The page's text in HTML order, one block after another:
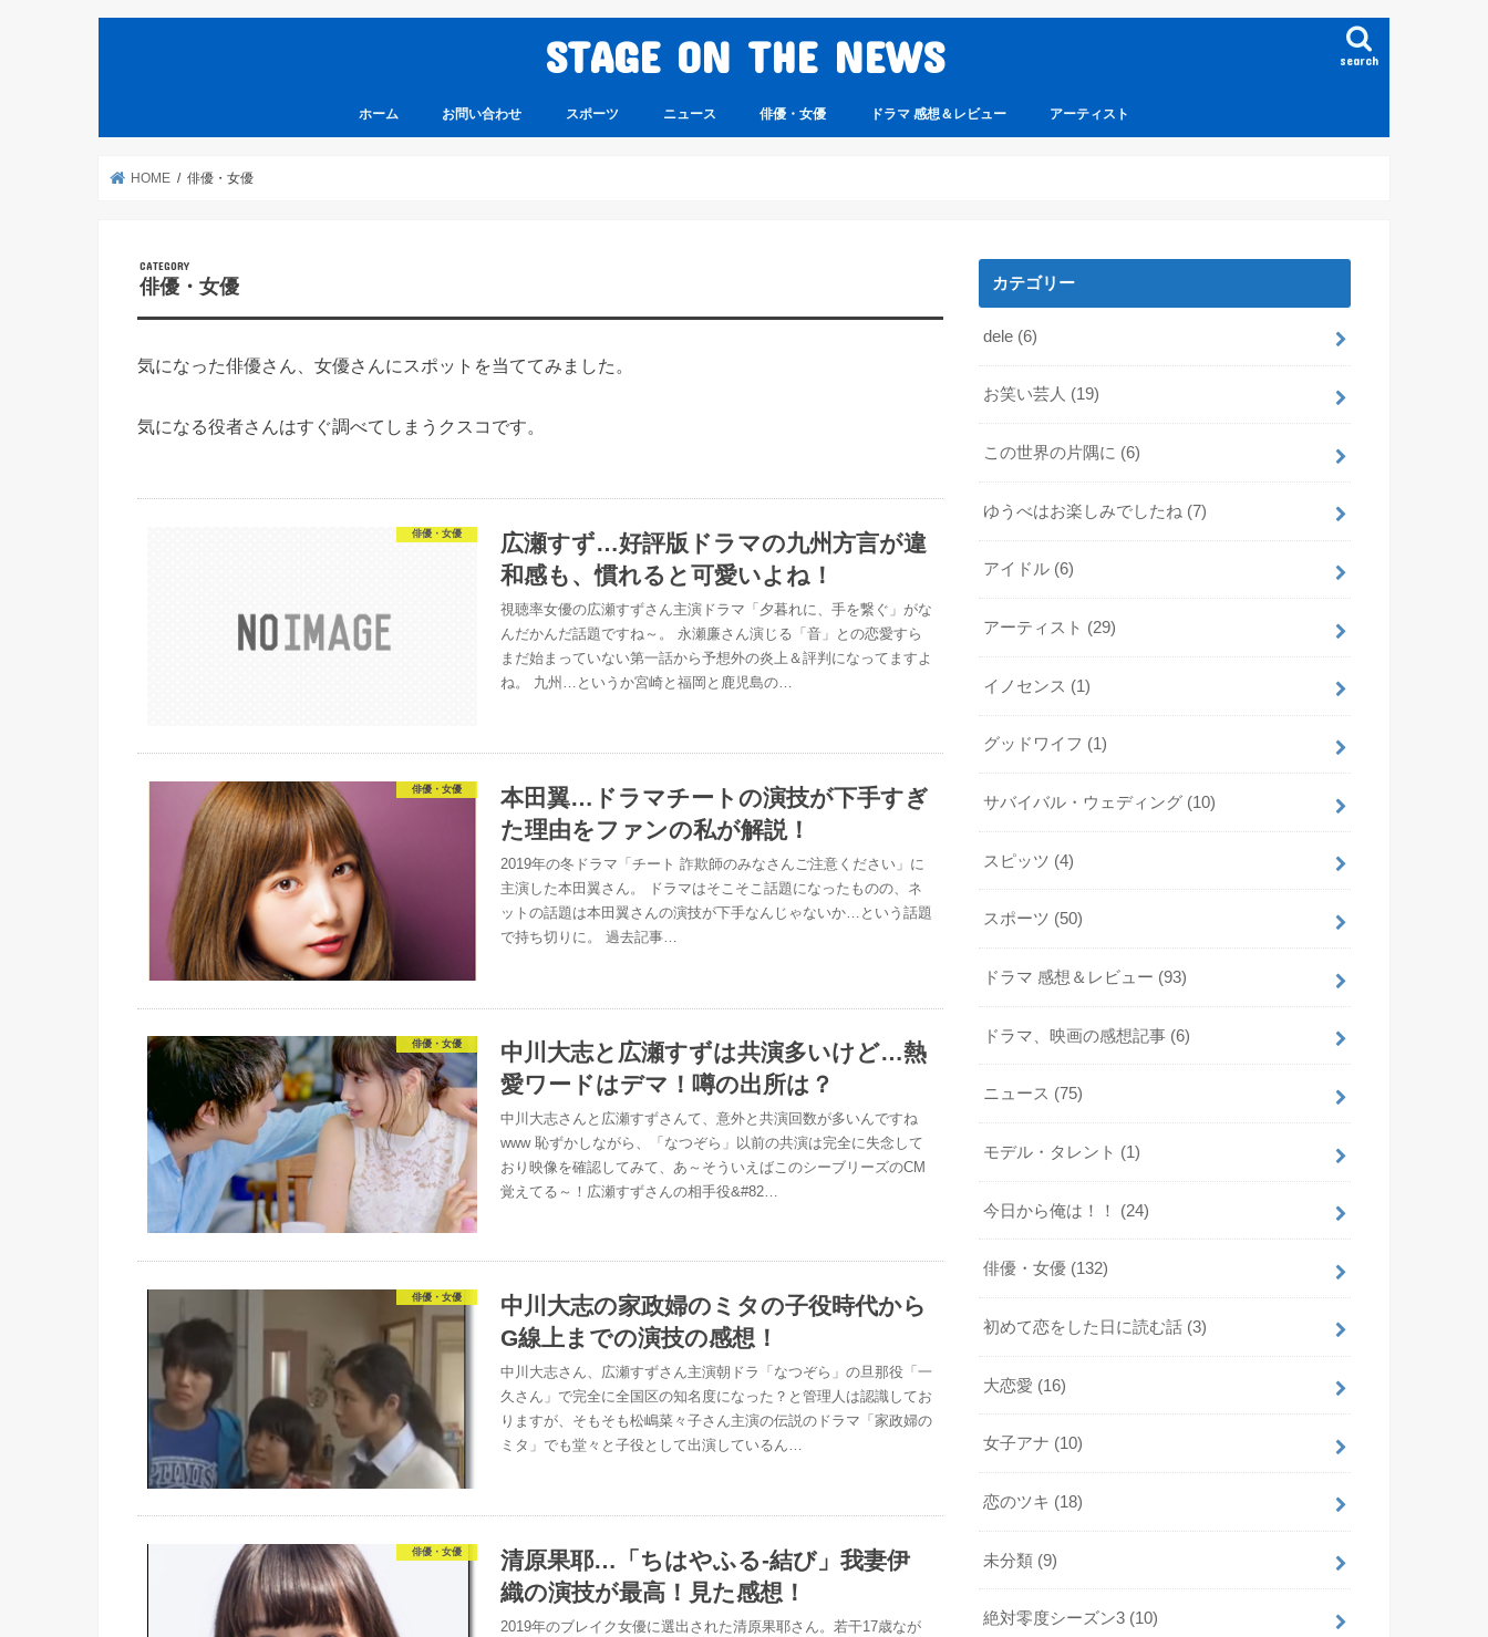
STAGE ON THE NEWS search
ホーム お問い合わせ スポーツ ニュース 俳優・女優 ドラマ 感想＆レビュー アーティスト
HOME 俳優・女優
俳優・女優
気になった俳優さん、女優さんにスポットを当ててみました。
気になる役者さんはすぐ調べてしまうクスコです。
俳優・女優
広瀬すず…好評版ドラマの九州方言が違
和感も、慣れると可愛いよね！
視聴率女優の広瀬すずさん主演ドラマ「夕暮れに、手を繋ぐ」がな
んだかんだ話題ですね～。 永瀬廉さん演じる「音」との恋愛すら
まだ始まっていない第一話から予想外の炎上＆評判になってますよ
ね。 九州…というか宮崎と福岡と鹿児島の…
俳優・女優
本田翼…ドラマチートの演技が下手すぎ
た理由をファンの私が解説！
2019年の冬ドラマ「チート 詐欺師のみなさんご注意ください」に
主演した本田翼さん。 ドラマはそこそこ話題になったものの、ネ
ットの話題は本田翼さんの演技が下手なんじゃないか…という話題
で持ち切りに。 過去記事…
俳優・女優
中川大志と広瀬すずは共演多いけど…熱
愛ワードはデマ！噂の出所は？
中川大志さんと広瀬すずさんて、意外と共演回数が多いんですね
www 恥ずかしながら、「なつぞら」以前の共演は完全に失念して
おり映像を確認してみて、あ～そういえばこのシーブリーズのCM
覚えてる～！広瀬すずさんの相手役&#82…
俳優・女優
中川大志の家政婦のミタの子役時代から
G線上までの演技の感想！
中川大志さん、広瀬すずさん主演朝ドラ「なつぞら」の旦那役「一
久さん」で完全に全国区の知名度になった？と管理人は認識してお
りますが、そもそも松嶋菜々子さん主演の伝説のドラマ「家政婦の
ミタ」でも堂々と子役として出演しているん…
俳優・女優
清原果耶…「ちはやふる‐結び」我妻伊
織の演技が最高！見た感想！
2019年のブレイク女優に選出された清原果耶さん。若干17歳なが
カテゴリー
dele (6)
お笑い芸人 (19)
この世界の片隅に (6)
ゆうべはお楽しみでしたね (7)
アイドル (6)
アーティスト (29)
イノセンス (1)
グッドワイフ (1)
サバイバル・ウェディング (10)
スピッツ (4)
スポーツ (50)
ドラマ 感想＆レビュー (93)
ドラマ、映画の感想記事 (6)
ニュース (75)
モデル・タレント (1)
今日から俺は！！ (24)
俳優・女優 (132)
初めて恋をした日に読む話 (3)
大恋愛 (16)
女子アナ (10)
恋のツキ (18)
未分類 (9)
絶対零度シーズン3 (10)